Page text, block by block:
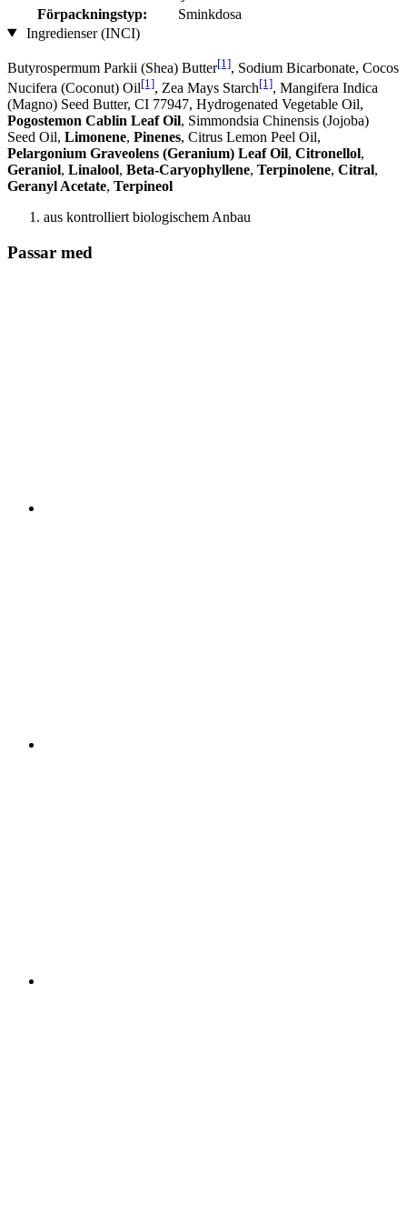
Förpackningstyp:
Sminkdosa
Ingredienser (INCI)
Butyrospermum Parkii (Shea) Butter[1], Sodium Bicarbonate, Cocos
Nucifera (Coconut) Oil[1], Zea Mays Starch[1], Mangifera Indica
(Magno) Seed Butter, CI 77947, Hydrogenated Vegetable Oil,
Pogostemon Cablin Leaf Oil, Simmondsia Chinensis (Jojoba)
Seed Oil, Limonene, Pinenes, Citrus Lemon Peel Oil,
Pelargonium Graveolens (Geranium) Leaf Oil, Citronellol,
Geraniol, Linalool, Beta-Caryophyllene, Terpinolene, Citral,
Geranyl Acetate, Terpineol
aus kontrolliert biologischem Anbau
Passar med